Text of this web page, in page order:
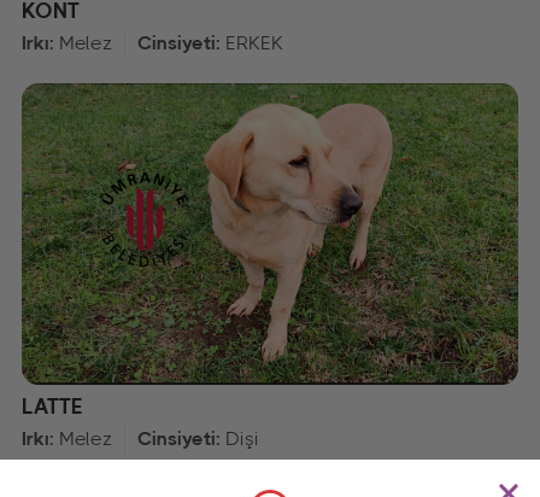
KONT
Irkı: Melez Cinsiyeti: ERKEK
LATTE
Irkı: Melez Cinsiyeti: Dişi